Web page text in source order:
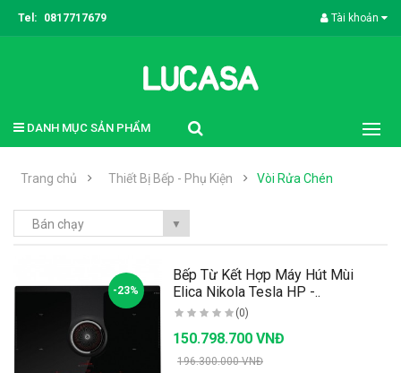
Tel: 0817717679 Tài khoản
DANH MỤC SẢN PHẨM
Trang chủ Thiết Bị Bếp - Phụ Kiện Vòi Rửa Chén
Bán chạy ▼
-23%
Bếp Từ Kết Hợp Máy Hút Mùi
Elica Nikola Tesla HP -..
(0)
150.798.700 VNĐ
196.300.000 VNĐ